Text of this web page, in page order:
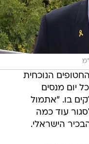
הנוכחית
יום מנסים
בו. "אתמול
עוד כמה
הישראלי.